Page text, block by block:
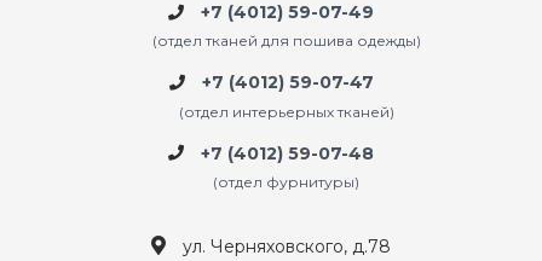
+7 (4012) 59-07-49
(отдел тканей для пошива одежды)
+7 (4012) 59-07-47
(отдел интерьерных тканей)
+7 (4012) 59-07-48
(отдел фурнитуры)
ул. Черняховского, д.78